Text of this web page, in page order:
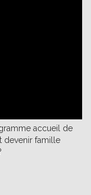
accueil de
devenir famille